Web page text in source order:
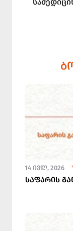
14 ᲘᲕᲚ, 2026
საფარის